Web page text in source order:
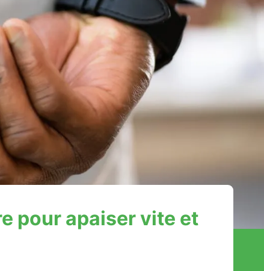
pour apaiser vite et